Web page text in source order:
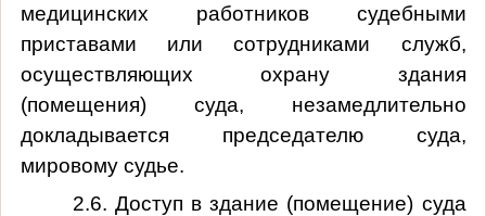
медицинских работников судебными
приставами или сотрудниками служб,
осуществляющих охрану здания
(помещения) суда, незамедлительно
докладывается председателю суда,
мировому судье.
2.6. Доступ в здание (помещение) суда